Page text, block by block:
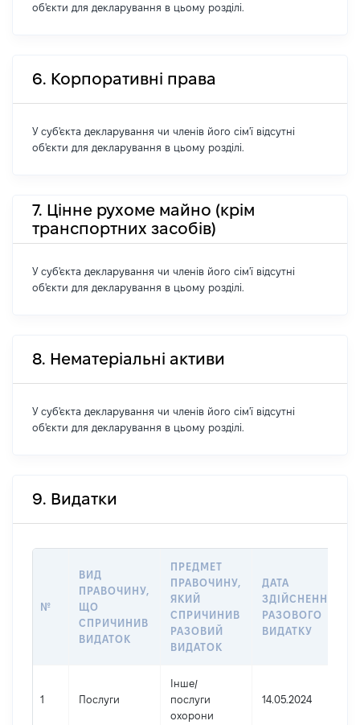
об'єкти для декларування в цьому розділі.
6. Корпоративні права
У суб'єкта декларування чи членів його сім'ї відсутні
об'єкти для декларування в цьому розділі.
7. Цінне рухоме майно (крім
транспортних засобів)
У суб'єкта декларування чи членів його сім'ї відсутні
об'єкти для декларування в цьому розділі.
8. Нематеріальні активи
У суб'єкта декларування чи членів його сім'ї відсутні
об'єкти для декларування в цьому розділі.
9. Видатки
№
ВИД
ПРАВОЧИНУ,
ЩО
СПРИЧИНИВ
ВИДАТОК
ПРЕДМЕТ
ПРАВОЧИНУ,
ЯКИЙ
СПРИЧИНИВ
РАЗОВИЙ
ВИДАТОК
ДАТА
ЗДІЙСНЕННЯ
РАЗОВОГО
ВИДАТКУ
1 Послуги
Інше/
послуги
охорони
14.05.2024